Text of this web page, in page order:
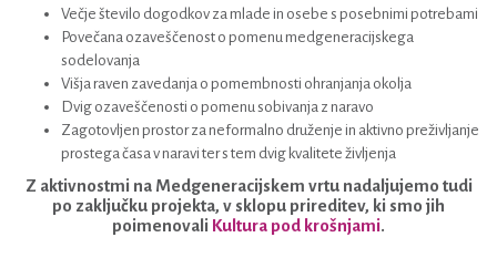
Večje število dogodkov za mlade in osebe s posebnimi potrebami
Povečana ozaveščenost o pomenu medgeneracijskega
sodelovanja
Višja raven zavedanja o pomembnosti ohranjanja okolja
Dvig ozaveščenosti o pomenu sobivanja z naravo
Zagotovljen prostor za neformalno druženje in aktivno preživljanje
prostega časa v naravi ter s tem dvig kvalitete življenja
Z aktivnostmi na Medgeneracijskem vrtu nadaljujemo tudi
po zaključku projekta, v sklopu prireditev, ki smo jih
poimenovali Kultura pod krošnjami.